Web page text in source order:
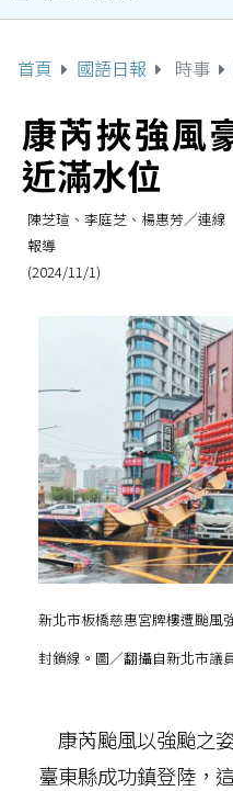
首頁 國語日報 時事
康芮挾強
近滿水位
陳芝瑄、李庭芝、楊惠芳／連線
報導
(2024/11/1)
新北市板橋慈惠宮牌樓遭颱風
封鎖線。圖／翻攝自新北市議
康芮颱風以強颱之
臺東縣成功鎮登陸，